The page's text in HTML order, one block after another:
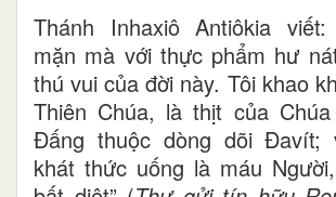
Thánh Inhaxiô Antiôkia viết:
mặn mà với thực phẩm hư
thú vui của đời này. Tôi khao
Thiên Chúa, là thịt của
Đấng thuộc dòng dõi Đavít;
khát thức uống là máu